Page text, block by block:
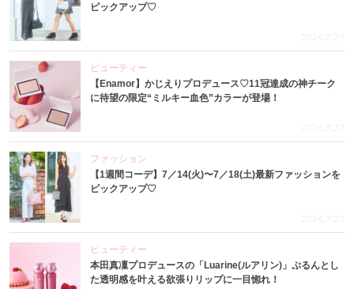
ピックアップ♡
2026.7.29
ビューティー
【Enamor】かじえりプロデュース♡11冠達成の神チーク
に待望の限定“ミルキー血色”カラーが登場！
2026.7.27
ファッション
【1週間コーデ】7／14(火)〜7／18(土)最新ファッションを
ピックアップ♡
2026.7.23
ビューティー
本田真凜プロデュースの「Luarine(ルアリン)」ぷるんとし
た透明感を叶える欲張りリップに一目惚れ！